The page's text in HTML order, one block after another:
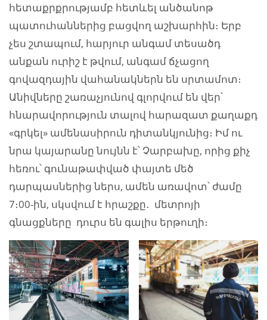
հետաքրքրությամբ հետևել անծանոթ
պատուհաններից բացվող աշխարհին։ Երբ
չես շտապում, հարյուր անգամ տեսածդ
անքան ուրիշ է թվում, անգամ ճչացող
գովազդային վահանակներն են սրտամոտ։
Անիվները շառաչյունով գլորվում են վեր՝
հնարավորություն տալով հարազատ քաղաքդ
«գրկել» ամենասիրուն դիտանկյունից։ Իմ ու
նրա կայարանը նույնն է՝ Չարբախը, որից քիչ
հեռու՝ գունաթափված փայտե մեծ
դարպասներից ներս, ամեն առավոտ՝ ժամը
7։00-ին, սկսվում է հրաշքը․ մետրոյի
գնացքները դուրս են գալիս երթուղի։